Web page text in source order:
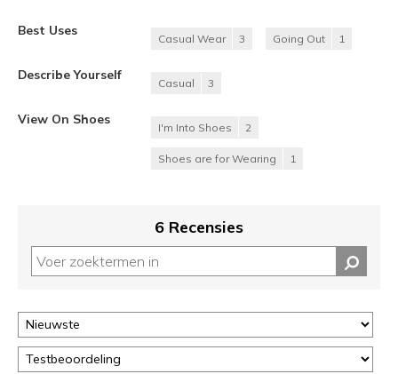
Best Uses
Casual Wear 3 Going Out 1
Describe Yourself
Casual 3
View On Shoes
I'm Into Shoes 2
Shoes are for Wearing 1
6 Recensies